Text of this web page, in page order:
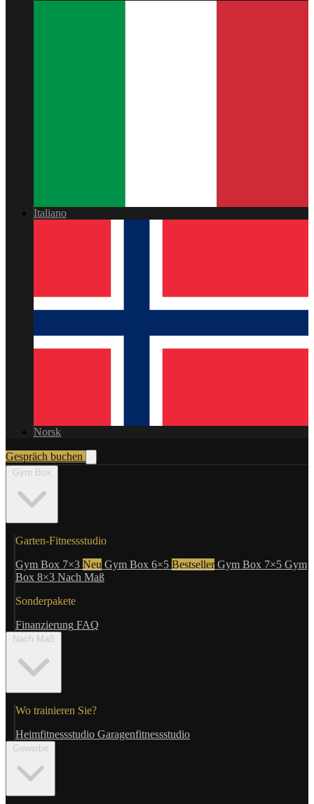
Italiano
Norsk
Gespräch buchen
Gym Box
Garten-Fitnessstudio
Gym Box 7×3 Neu Gym Box 6×5 Bestseller Gym Box 7×5 Gym
Box 8×3 Nach Maß
Sonderpakete
Finanzierung FAQ
Nach Maß
Wo trainieren Sie?
Heimfitnessstudio Garagenfitnessstudio
Gewerbe